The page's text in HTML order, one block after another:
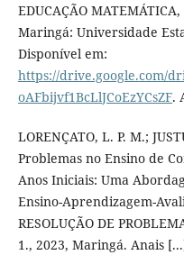
EDUCAÇÃO
Maringá: Universidade
Disponível em:
https://drive.google.com/
oAFbijvf1BcLlJCoEzYCsZF.
LORENÇATO, L. P. M.;
Problemas no Ensino de
Anos Iniciais: Uma
Ensino-Aprendizagem-
RESOLUÇÃO DE
1., 2023, Maringá. Anais